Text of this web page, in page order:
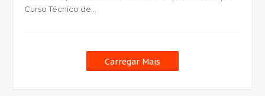
Curso Técnico de…
Carregar Mais